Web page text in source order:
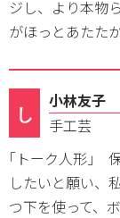
ジし、より本物
がほっとあたた
し
小林友子
手工芸
｢トーク人形｣
したいと願い、
つ下を使って、